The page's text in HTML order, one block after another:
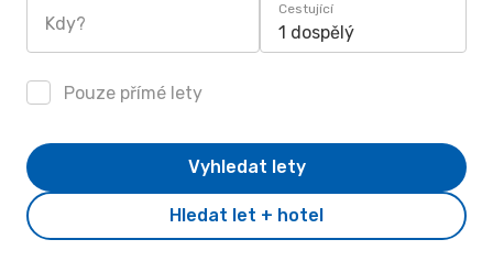
Kdy?
Cestující
1 dospělý
Pouze přímé lety
Hledat let + hotel
Vyhledat lety